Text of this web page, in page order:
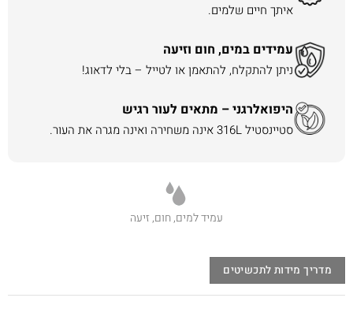
איתך חיים שלמים.
עמידים במים, חום וזיעה
ניתן להתקלח, להתאמן או לטייל – בלי לדאוג!
היפואלרגני – מתאים לעור רגיש
סטיינסטיל 316L אינה משחירה ואינה מגרה את העור.
עמיד למים, חום, זיעה
מדריך מידות לתכשיטים